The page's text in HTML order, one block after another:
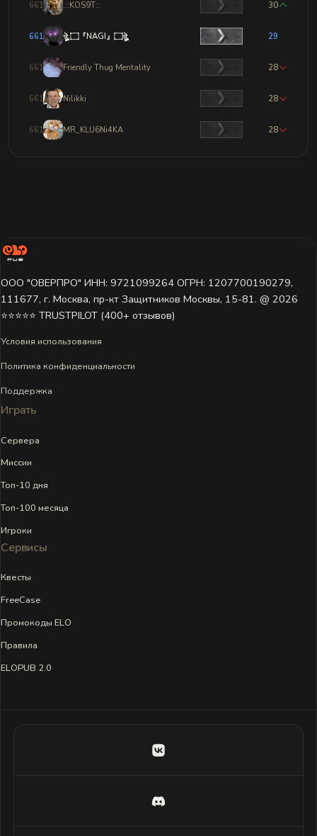
6611 .::KOS9T::. 30
6612 ঔৣ ۝『NAGI』۝ঔৣ 29
6613 Friendly Thug Mentality 28
6614 Nilikki 28
6615 MR_KLU6Ni4KA 28
ООО "ОВЕРПРО" ИНН: 9721099264 ОГРН: 1207700190279,
111677, г. Москва, пр-кт Защитников Москвы, 15-81. @ 2026 ㅤ
⭐⭐⭐⭐⭐ TRUSTPILOT (400+ отзывов)
Условия использования
Политика конфиденциальности
Поддержка
Играть
Сервера
Миссии
Топ-10 дня
Топ-100 месяца
Игроки
Сервисы
Квесты
FreeCase
Промокоды ELO
Правила
ELOPUB 2.0